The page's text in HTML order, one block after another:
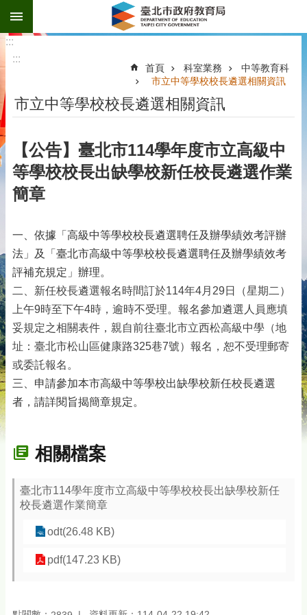
跳到主要內容區塊
:::
:::
首頁 科室業務
中等教育科
市立中等學校校長遴選相關資訊
市立中等學校校長遴選相關資訊
【公告】臺北市114學年度市立高級中
等學校校長出缺學校新任校長遴選作業
簡章
一、依據「高級中等學校校長遴選聘任及辦學績效考評辦
法」及「臺北市高級中等學校校長遴選聘任及辦學績效考
評補充規定」辦理。
二、 新任校長遴選報名時間訂於114年4月29日（星期二）
上午9時至下午4時，逾時不受理。報名參加遴選人員應填
妥規定之相關表件，親自前往臺北市立西松高級中學（地
址：臺北市松山區健康路325巷7號）報名，恕不受理郵寄
或委託報名。
三、申請參加本市高級中等學校出缺學校新任校長遴選
者，請詳閱旨揭簡章規定。
相關檔案
臺北市114學年度市立高級中等學校校長出缺學校新任
校長遴選作業簡章
odt(26.48 KB)
pdf(147.23 KB)